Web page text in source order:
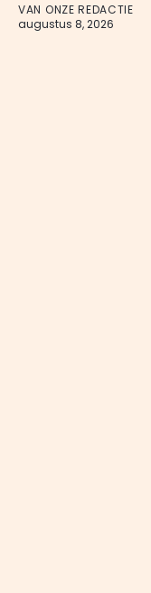
VAN ONZE REDACTIE
augustus 8, 2026